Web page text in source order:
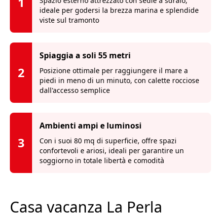
ideale per godersi la brezza marina e splendide
viste sul tramonto
2
Spiaggia a soli 55 metri
Posizione ottimale per raggiungere il mare a
piedi in meno di un minuto, con calette rocciose
dall'accesso semplice
3
Ambienti ampi e luminosi
Con i suoi 80 mq di superficie, offre spazi
confortevoli e ariosi, ideali per garantire un
soggiorno in totale libertà e comodità
Casa vacanza La Perla